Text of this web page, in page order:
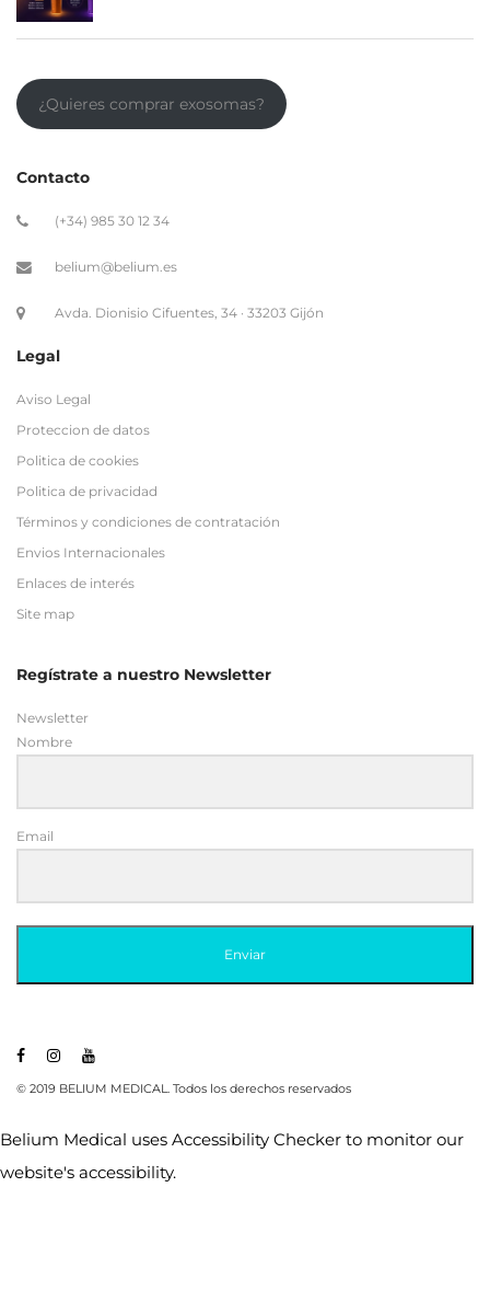
¿Quieres comprar exosomas?
Contacto
(+34) 985 30 12 34
belium@belium.es
Avda. Dionisio Cifuentes, 34 · 33203 Gijón
Legal
Aviso Legal
Proteccion de datos
Politica de cookies
Politica de privacidad
Términos y condiciones de contratación
Envios Internacionales
Enlaces de interés
Site map
Regístrate a nuestro Newsletter
Newsletter
Nombre
Email
Enviar
© 2019 BELIUM MEDICAL. Todos los derechos reservados
Belium Medical uses Accessibility Checker to monitor our
website's accessibility.